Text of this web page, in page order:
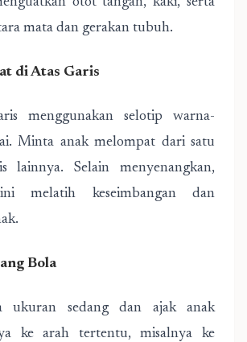
mata dan gerakan tubuh.
di Atas Garis
menggunakan selotip warna-
Minta anak melompat dari satu
lainnya. Selain menyenangkan,
melatih keseimbangan dan
Bola
ukuran sedang dan ajak anak
ke arah tertentu, misalnya ke